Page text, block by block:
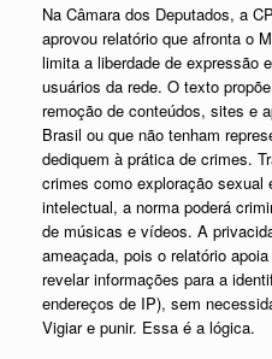
Na Câmara dos Deputados, a
aprovou relatório que afronta o
limita a liberdade de expressão
usuários da rede. O texto
remoção de conteúdos, sites e
Brasil ou que não tenham
dediquem à prática de crimes.
crimes como exploração sexual
intelectual, a norma poderá
de músicas e vídeos. A
ameaçada, pois o relatório
revelar informações para a
endereços de IP), sem
Vigiar e punir. Essa é a lógica.